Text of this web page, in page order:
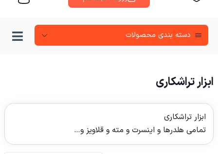
دسته‌ بندی محصولات
ابزار تراشکاری
ابزار تراشکاری
تمامی هلدرها و اینسرت و مته و قلاویز و…